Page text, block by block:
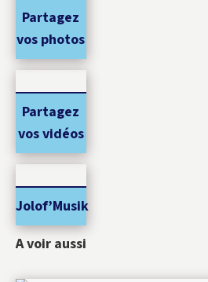
Partagez
vos photos
Partagez
vos vidéos
Jolof’Musik
A voir aussi